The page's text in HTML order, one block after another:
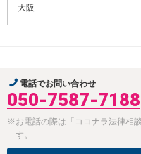
大阪
電話でお問い合わせ
050-7587-7188
※お電話の際は「ココナラ法律相
す。